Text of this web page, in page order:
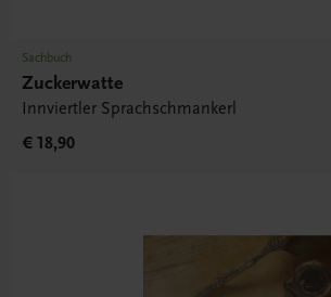
Sachbuch
Zuckerwatte
Innviertler Sprachschmankerl
€ 18,90